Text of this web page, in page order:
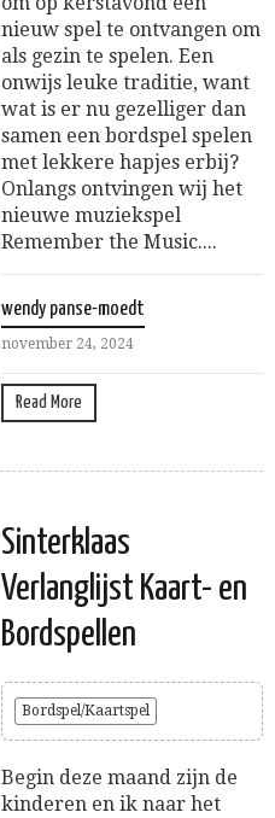
nieuw spel te ontvangen om
als gezin te spelen. Een
onwijs leuke traditie, want
wat is er nu gezelliger dan
samen een bordspel spelen
met lekkere hapjes erbij?
Onlangs ontvingen wij het
nieuwe muziekspel
Remember the Music....
wendy panse-moedt
november 24, 2024
Read More
Sinterklaas
Verlanglijst Kaart- en
Bordspellen
Bordspel/Kaartspel
Begin deze maand zijn de
kinderen en ik naar het